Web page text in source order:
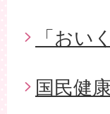
「おい
国民健